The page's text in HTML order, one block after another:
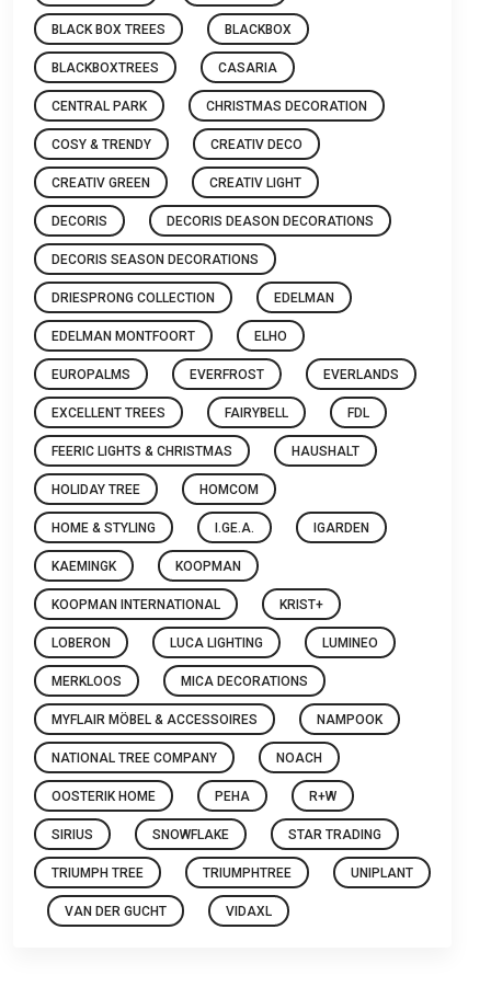
BLACK BOX TREES BLACKBOX
BLACKBOXTREES CASARIA
CENTRAL PARK CHRISTMAS DECORATION
COSY & TRENDY CREATIV DECO
CREATIV GREEN CREATIV LIGHT
DECORIS DECORIS DEASON DECORATIONS
DECORIS SEASON DECORATIONS
DRIESPRONG COLLECTION EDELMAN
EDELMAN MONTFOORT ELHO
EUROPALMS EVERFROST EVERLANDS
EXCELLENT TREES FAIRYBELL FDL
FEERIC LIGHTS & CHRISTMAS HAUSHALT
HOLIDAY TREE HOMCOM
HOME & STYLING I.GE.A. IGARDEN
KAEMINGK KOOPMAN
KOOPMAN INTERNATIONAL KRIST+
LOBERON LUCA LIGHTING LUMINEO
MERKLOOS MICA DECORATIONS
MYFLAIR MÖBEL & ACCESSOIRES NAMPOOK
NATIONAL TREE COMPANY NOACH
OOSTERIK HOME PEHA R+W
SIRIUS SNOWFLAKE STAR TRADING
TRIUMPH TREE TRIUMPHTREE UNIPLANT
VAN DER GUCHT VIDAXL